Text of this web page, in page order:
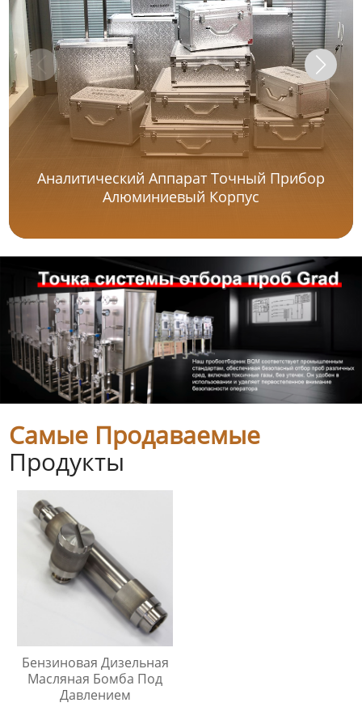
Аналитический Аппарат Точный Прибор
Алюминиевый Корпус
Самые Продаваемые
Продукты
Бензиновая Дизельная
Масляная Бомба Под
Давлением